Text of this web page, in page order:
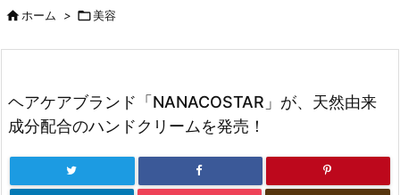
ホーム > 美容
ヘアケアブランド「NANACOSTAR」が、天然由来
成分配合のハンドクリームを発売！